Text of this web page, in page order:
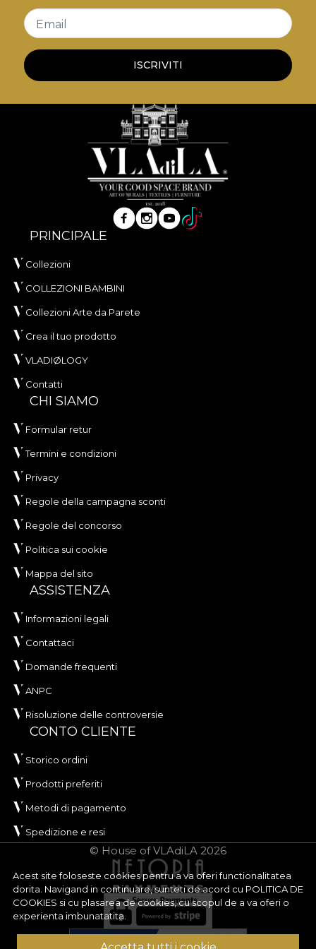
Acest site foloseste cookies pentru a va oferi functionalitatea
dorita. Navigand in continuare, sunteti de acord cu POLITICA DE
COOKIES si cu plasarea de cookies, cu scopul de a va oferi o
experienta imbunatatita.
Email
ISCRIVITI
PRINCIPALE
Collezioni
COLLEZIONI BAMBINI
Collezioni Arte da Parete
Crea il tuo prodotto
VLADIØLOGY
Contatti
CHI SIAMO
Formular retur
Termini e condizioni
Privacy
Regole della campagna sconti
Regole del concorso
Politica sui cookie
Mappa del sito
ASSISTENZA
Informazioni legali
Contattaci
Domande frequenti
ANPC
Risoluzione delle controversie
CONTO CLIENTE
Storico ordini
Prodotti preferiti
Metodi di pagamento
Spedizione e resi
© House of VLAdiLA 2026